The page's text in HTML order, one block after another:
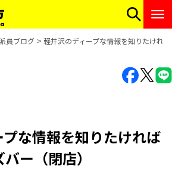
員ブログ 軽井沢のディープな情報を知りたけれ
な情報を知りたければ
ー（閉店）